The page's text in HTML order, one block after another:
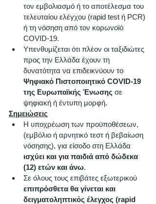
τον εμβολιασμό ή το αποτέλεσμα του
τελευταίου ελέγχου (rapid test ή PCR)
ή τη νόσηση από τον κορωνοϊό
COVID-19.
Υπενθυμίζεται ότι πλέον οι ταξιδιώτες
προς την Ελλάδα έχουν τη
δυνατότητα να επιδεικνύουν το
Ψηφιακό Πιστοποιητικό COVID-19
της Ευρωπαϊκής Ένωσης σε
ψηφιακή ή έντυπη μορφή.
Σημειώσεις
Η υποχρέωση των προϋποθέσεων,
(εμβόλιο ή αρνητικό τεστ ή βεβαίωση
νόσησης), για είσοδο στη Ελλάδα
ισχύει και για παιδιά από δώδεκα
(12) ετών και άνω.
Σε όλους τους επιβάτες εξωτερικού
επιπρόσθετα θα γίνεται και
δειγματοληπτικός έλεγχος (rapid